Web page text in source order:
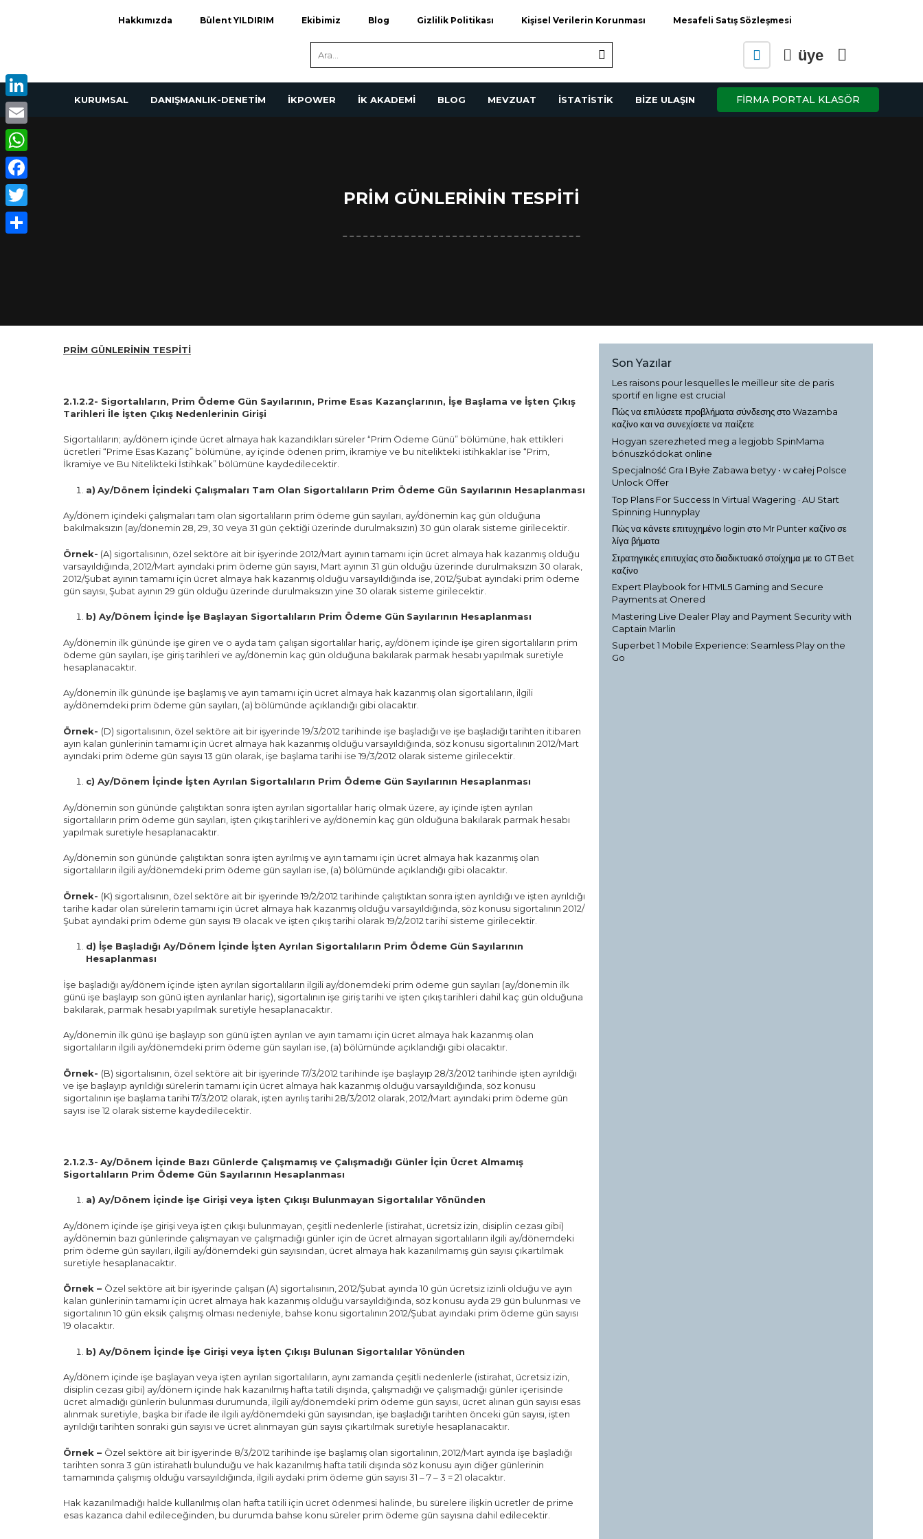
Hakkımızda Bülent YILDIRIM Ekibimiz Blog Gizlilik Politikası Kişisel Verilerin Korunması Mesafeli Satış Sözleşmesi
üye
KURUMSAL DANIŞMANLIK-DENETİM İKPOWER İK AKADEMİ BLOG MEVZUAT İSTATİSTİK BİZE ULAŞIN FİRMA PORTAL KLASÖR
PRİM GÜNLERİNİN TESPİTİ
PRİM GÜNLERİNİN TESPİTİ
2.1.2.2- Sigortalıların, Prim Ödeme Gün Sayılarının, Prime Esas Kazançlarının, İşe Başlama ve İşten Çıkış
Tarihleri İle İşten Çıkış Nedenlerinin Girişi
Sigortalıların; ay/dönem içinde ücret almaya hak kazandıkları süreler “Prim Ödeme Günü” bölümüne, hak ettikleri
ücretleri “Prime Esas Kazanç” bölümüne, ay içinde ödenen prim, ikramiye ve bu nitelikteki istihkaklar ise “Prim,
İkramiye ve Bu Nitelikteki İstihkak” bölümüne kaydedilecektir.
a) Ay/Dönem İçindeki Çalışmaları Tam Olan Sigortalıların Prim Ödeme Gün Sayılarının Hesaplanması
Ay/dönem içindeki çalışmaları tam olan sigortalıların prim ödeme gün sayıları, ay/dönemin kaç gün olduğuna
bakılmaksızın (ay/dönemin 28, 29, 30 veya 31 gün çektiği üzerinde durulmaksızın) 30 gün olarak sisteme girilecektir.
Örnek- (A) sigortalısının, özel sektöre ait bir işyerinde 2012/Mart ayının tamamı için ücret almaya hak kazanmış olduğu
varsayıldığında, 2012/Mart ayındaki prim ödeme gün sayısı, Mart ayının 31 gün olduğu üzerinde durulmaksızın 30 olarak,
2012/Şubat ayının tamamı için ücret almaya hak kazanmış olduğu varsayıldığında ise, 2012/Şubat ayındaki prim ödeme
gün sayısı, Şubat ayının 29 gün olduğu üzerinde durulmaksızın yine 30 olarak sisteme girilecektir.
b) Ay/Dönem İçinde İşe Başlayan Sigortalıların Prim Ödeme Gün Sayılarının Hesaplanması
Ay/dönemin ilk gününde işe giren ve o ayda tam çalışan sigortalılar hariç, ay/dönem içinde işe giren sigortalıların prim
ödeme gün sayıları, işe giriş tarihleri ve ay/dönemin kaç gün olduğuna bakılarak parmak hesabı yapılmak suretiyle
hesaplanacaktır.
Ay/dönemin ilk gününde işe başlamış ve ayın tamamı için ücret almaya hak kazanmış olan sigortalıların, ilgili
ay/dönemdeki prim ödeme gün sayıları, (a) bölümünde açıklandığı gibi olacaktır.
Örnek- (D) sigortalısının, özel sektöre ait bir işyerinde 19/3/2012 tarihinde işe başladığı ve işe başladığı tarihten itibaren
ayın kalan günlerinin tamamı için ücret almaya hak kazanmış olduğu varsayıldığında, söz konusu sigortalının 2012/Mart
ayındaki prim ödeme gün sayısı 13 gün olarak, işe başlama tarihi ise 19/3/2012 olarak sisteme girilecektir.
c) Ay/Dönem İçinde İşten Ayrılan Sigortalıların Prim Ödeme Gün Sayılarının Hesaplanması
Ay/dönemin son gününde çalıştıktan sonra işten ayrılan sigortalılar hariç olmak üzere, ay içinde işten ayrılan
sigortalıların prim ödeme gün sayıları, işten çıkış tarihleri ve ay/dönemin kaç gün olduğuna bakılarak parmak hesabı
yapılmak suretiyle hesaplanacaktır.
Ay/dönemin son gününde çalıştıktan sonra işten ayrılmış ve ayın tamamı için ücret almaya hak kazanmış olan
sigortalıların ilgili ay/dönemdeki prim ödeme gün sayıları ise, (a) bölümünde açıklandığı gibi olacaktır.
Örnek- (K) sigortalısının, özel sektöre ait bir işyerinde 19/2/2012 tarihinde çalıştıktan sonra işten ayrıldığı ve işten ayrıldığı
tarihe kadar olan sürelerin tamamı için ücret almaya hak kazanmış olduğu varsayıldığında, söz konusu sigortalının 2012/
Şubat ayındaki prim ödeme gün sayısı 19 olacak ve işten çıkış tarihi olarak 19/2/2012 tarihi sisteme girilecektir.
d) İşe Başladığı Ay/Dönem İçinde İşten Ayrılan Sigortalıların Prim Ödeme Gün Sayılarının
Hesaplanması
İşe başladığı ay/dönem içinde işten ayrılan sigortalıların ilgili ay/dönemdeki prim ödeme gün sayıları (ay/dönemin ilk
günü işe başlayıp son günü işten ayrılanlar hariç), sigortalının işe giriş tarihi ve işten çıkış tarihleri dahil kaç gün olduğuna
bakılarak, parmak hesabı yapılmak suretiyle hesaplanacaktır.
Ay/dönemin ilk günü işe başlayıp son günü işten ayrılan ve ayın tamamı için ücret almaya hak kazanmış olan
sigortalıların ilgili ay/dönemdeki prim ödeme gün sayıları ise, (a) bölümünde açıklandığı gibi olacaktır.
Örnek- (B) sigortalısının, özel sektöre ait bir işyerinde 17/3/2012 tarihinde işe başlayıp 28/3/2012 tarihinde işten ayrıldığı
ve işe başlayıp ayrıldığı sürelerin tamamı için ücret almaya hak kazanmış olduğu varsayıldığında, söz konusu
sigortalının işe başlama tarihi 17/3/2012 olarak, işten ayrılış tarihi 28/3/2012 olarak, 2012/Mart ayındaki prim ödeme gün
sayısı ise 12 olarak sisteme kaydedilecektir.
2.1.2.3- Ay/Dönem İçinde Bazı Günlerde Çalışmamış ve Çalışmadığı Günler İçin Ücret Almamış
Sigortalıların Prim Ödeme Gün Sayılarının Hesaplanması
a) Ay/Dönem İçinde İşe Girişi veya İşten Çıkışı Bulunmayan Sigortalılar Yönünden
Ay/dönem içinde işe girişi veya işten çıkışı bulunmayan, çeşitli nedenlerle (istirahat, ücretsiz izin, disiplin cezası gibi)
ay/dönemin bazı günlerinde çalışmayan ve çalışmadığı günler için de ücret almayan sigortalıların ilgili ay/dönemdeki
prim ödeme gün sayıları, ilgili ay/dönemdeki gün sayısından, ücret almaya hak kazanılmamış gün sayısı çıkartılmak
suretiyle hesaplanacaktır.
Örnek – Özel sektöre ait bir işyerinde çalışan (A) sigortalısının, 2012/Şubat ayında 10 gün ücretsiz izinli olduğu ve ayın
kalan günlerinin tamamı için ücret almaya hak kazanmış olduğu varsayıldığında, söz konusu ayda 29 gün bulunması ve
sigortalının 10 gün eksik çalışmış olması nedeniyle, bahse konu sigortalının 2012/Şubat ayındaki prim ödeme gün sayısı
19 olacaktır.
b) Ay/Dönem İçinde İşe Girişi veya İşten Çıkışı Bulunan Sigortalılar Yönünden
Ay/dönem içinde işe başlayan veya işten ayrılan sigortalıların, aynı zamanda çeşitli nedenlerle (istirahat, ücretsiz izin,
disiplin cezası gibi) ay/dönem içinde hak kazanılmış hafta tatili dışında, çalışmadığı ve çalışmadığı günler içerisinde
ücret almadığı günlerin bulunması durumunda, ilgili ay/dönemdeki prim ödeme gün sayısı, ücret alınan gün sayısı esas
alınmak suretiyle, başka bir ifade ile ilgili ay/dönemdeki gün sayısından, işe başladığı tarihten önceki gün sayısı, işten
ayrıldığı tarihten sonraki gün sayısı ve ücret alınmayan gün sayısı çıkartılmak suretiyle hesaplanacaktır.
Örnek – Özel sektöre ait bir işyerinde 8/3/2012 tarihinde işe başlamış olan sigortalının, 2012/Mart ayında işe başladığı
tarihten sonra 3 gün istirahatlı bulunduğu ve hak kazanılmış hafta tatili dışında söz konusu ayın diğer günlerinin
tamamında çalışmış olduğu varsayıldığında, ilgili aydaki prim ödeme gün sayısı 31 – 7 – 3 = 21 olacaktır.
Hak kazanılmadığı halde kullanılmış olan hafta tatili için ücret ödenmesi halinde, bu sürelere ilişkin ücretler de prime
esas kazanca dahil edileceğinden, bu durumda bahse konu süreler prim ödeme gün sayısına dahil edilecektir.
Son Yazılar
Les raisons pour lesquelles le meilleur site de paris
sportif en ligne est crucial
Πώς να επιλύσετε προβλήματα σύνδεσης στο Wazamba
καζίνο και να συνεχίσετε να παίζετε
Hogyan szerezheted meg a legjobb SpinMama
bónuszkódokat online
Specjalność Gra I Byłe Zabawa betyy • w całej Polsce
Unlock Offer
Top Plans For Success In Virtual Wagering · AU Start
Spinning Hunnyplay
Πώς να κάνετε επιτυχημένο login στο Mr Punter καζίνο σε
λίγα βήματα
Στρατηγικές επιτυχίας στο διαδικτυακό στοίχημα με το GT Bet
καζίνο
Expert Playbook for HTML5 Gaming and Secure
Payments at Onered
Mastering Live Dealer Play and Payment Security with
Captain Marlin
Superbet 1 Mobile Experience: Seamless Play on the
Go
LinkedIn
Email
WhatsApp
Facebook
Twitter